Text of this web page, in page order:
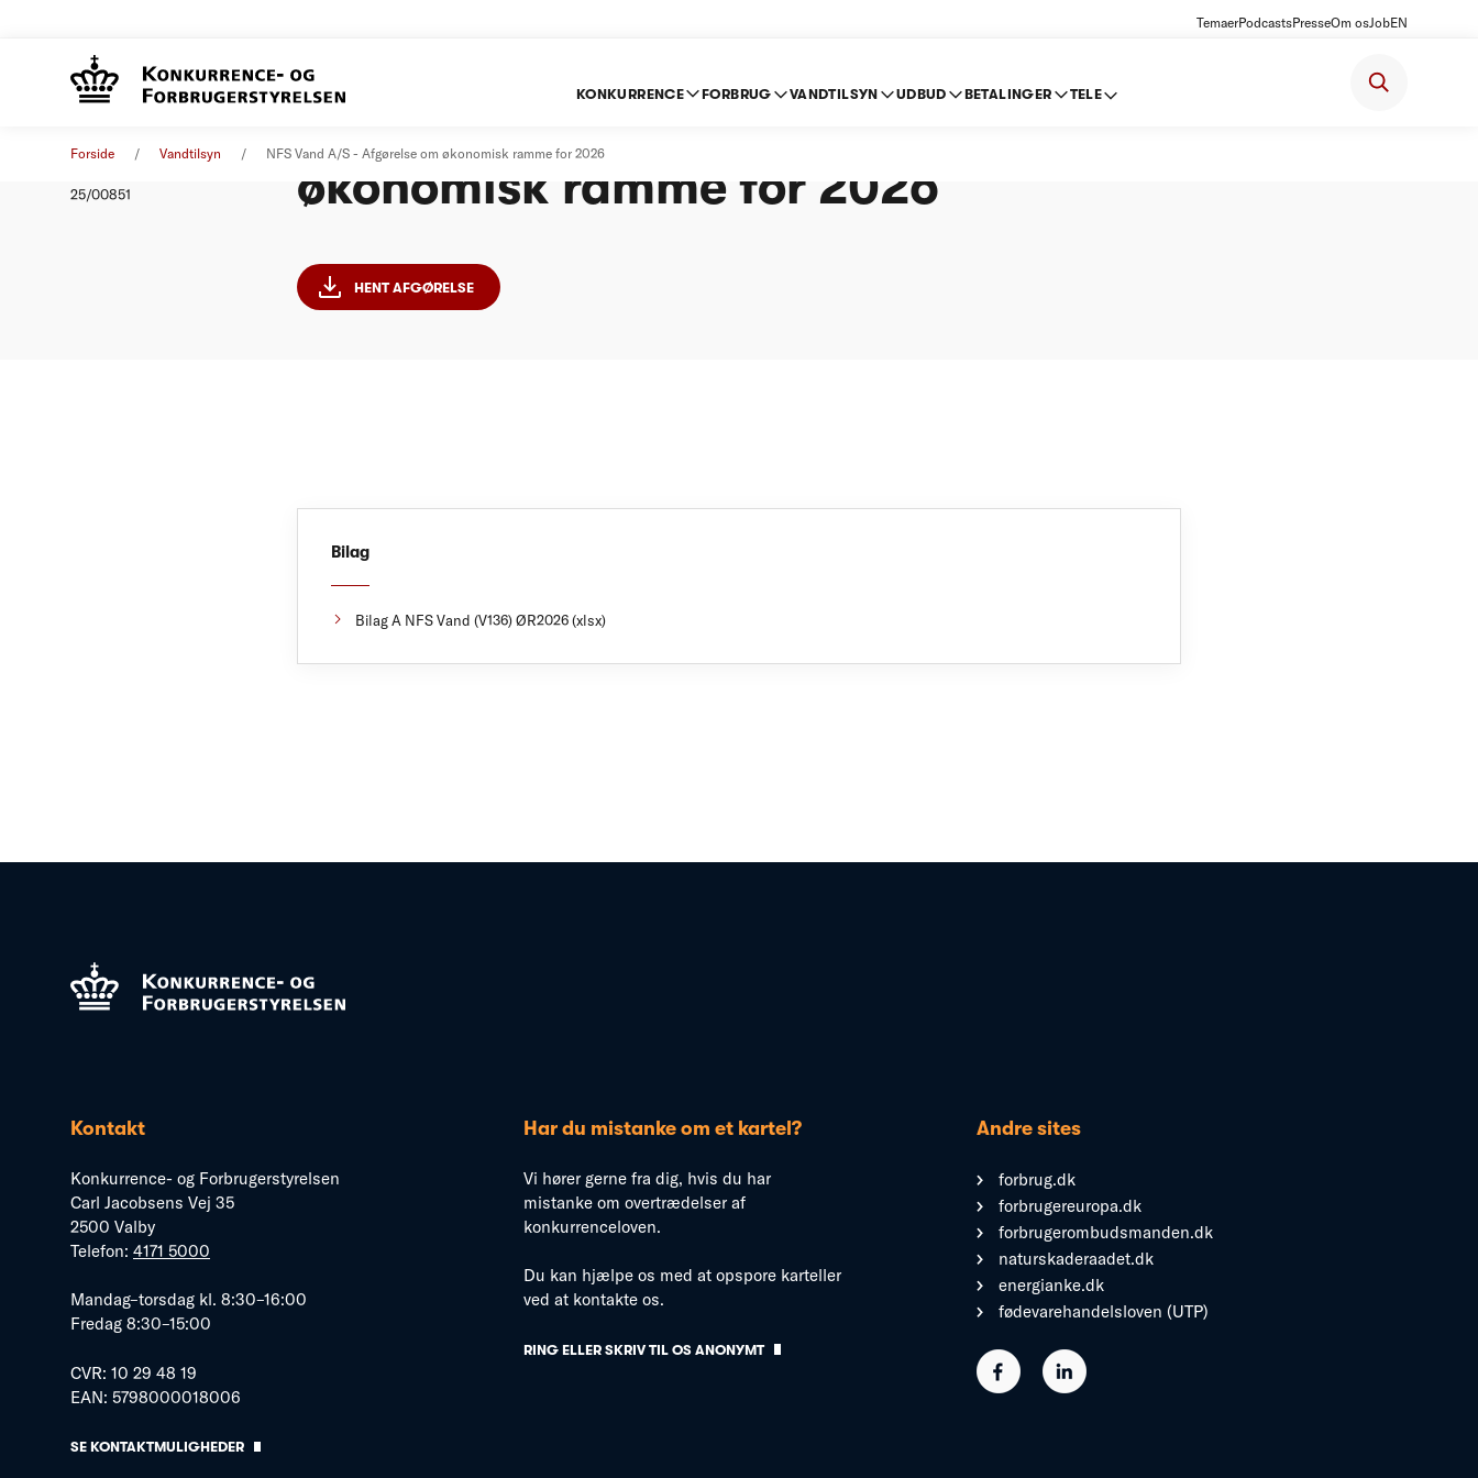
TemaerPodcastsPresseOm osJobEN
KONKURRENCE FORBRUG VANDTILSYN UDBUD BETALINGER TELE
Forside Vandtilsyn NFS Vand A/S - Afgørelse om økonomisk ramme for 2026
25/00851
økonomisk ramme for 2026
HENT AFGØRELSE
Bilag
Bilag A NFS Vand (V136) ØR2026 (xlsx)
Kontakt
Konkurrence- og Forbrugerstyrelsen
Carl Jacobsens Vej 35
2500 Valby
Telefon: 4171 5000
Mandag–torsdag kl. 8:30–16:00
Fredag 8:30–15:00
CVR: 10 29 48 19
EAN: 5798000018006
SE KONTAKTMULIGHEDER
Har du mistanke om et kartel?
Vi hører gerne fra dig, hvis du har
mistanke om overtrædelser af
konkurrenceloven.
Du kan hjælpe os med at opspore karteller
ved at kontakte os.
RING ELLER SKRIV TIL OS ANONYMT
Andre sites
forbrug.dk
forbrugereuropa.dk
forbrugerombudsmanden.dk
naturskaderaadet.dk
energianke.dk
fødevarehandelsloven (UTP)